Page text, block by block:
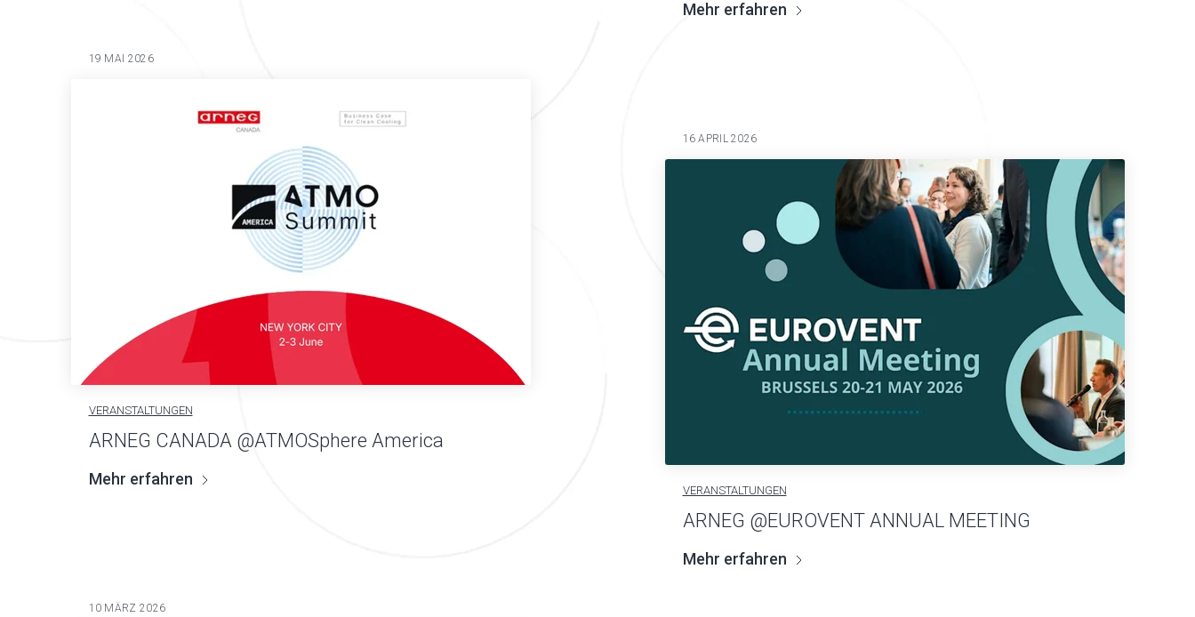
Mehr erfahren
19 MAI 2026
VERANSTALTUNGEN
ARNEG CANADA @ATMOSphere America
Mehr erfahren
16 APRIL 2026
VERANSTALTUNGEN
ARNEG @EUROVENT ANNUAL MEETING
Mehr erfahren
10 MÄRZ 2026